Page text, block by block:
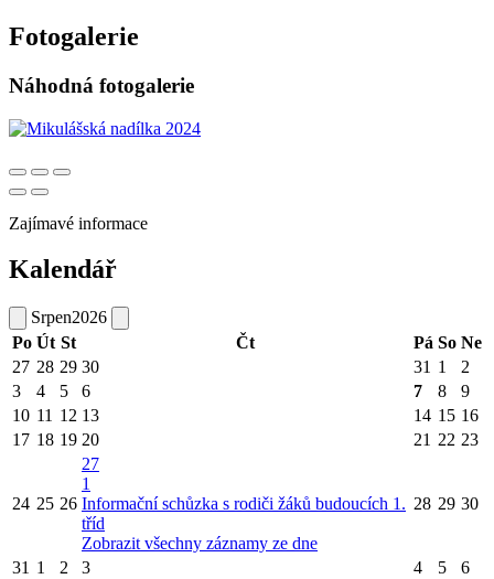
Fotogalerie
Náhodná fotogalerie
Zajímavé informace
Kalendář
Srpen2026
Po Út St Čt Pá So Ne
27 28 29 30 31 1
2
3
4 5 6 7 8
9
10 11 12 13 14 15 16
17 18 19 20 21 22 23
24 25 26
27
1
Informační schůzka s rodiči žáků budoucích 1.
tříd
Zobrazit všechny záznamy ze dne
28 29 30
31 1 2 3 4 5 6